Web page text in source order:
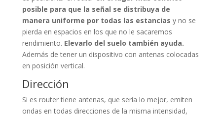
posible para que la señal se distribuya de
manera uniforme por todas las estancias y no se
pierda en espacios en los que no le sacaremos
rendimiento. Elevarlo del suelo también ayuda.
Además de tener un dispositivo con antenas colocadas
en posición vertical.
Dirección
Si es router tiene antenas, que sería lo mejor, emiten
ondas en todas direcciones de la misma intensidad,